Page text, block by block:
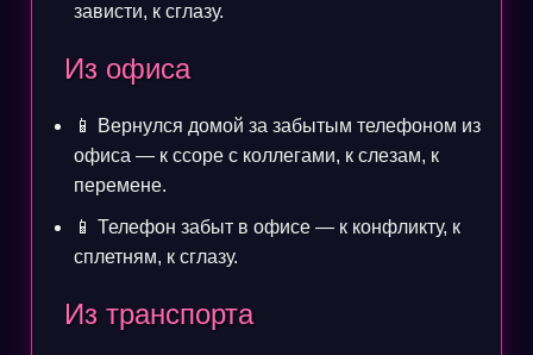
зависти, к сглазу.
Из офиса
📱 Вернулся домой за забытым телефоном из
офиса — к ссоре с коллегами, к слезам, к
перемене.
📱 Телефон забыт в офисе — к конфликту, к
сплетням, к сглазу.
Из транспорта